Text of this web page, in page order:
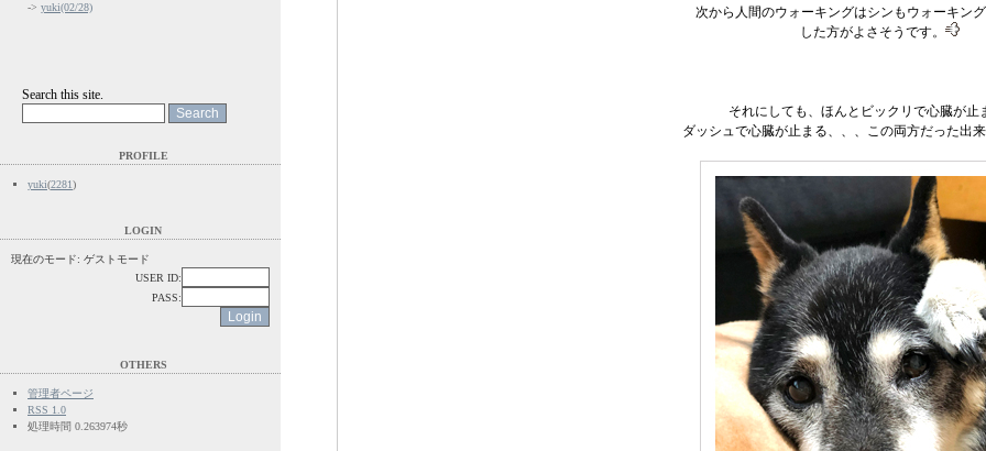
次から人間のウォーキングはシンもウォーキン
した方がよさそうです。
それにしても、ほんとビックリで心臓が止
ダッシュで心臓が止まる、、、この両方だった出
-> yuki(02/28)
Search this site.
PROFILE
yuki(2281)
LOGIN
現在のモード: ゲストモード
USER ID:
PASS:
OTHERS
管理者ページ
RSS 1.0
処理時間 0.263974秒